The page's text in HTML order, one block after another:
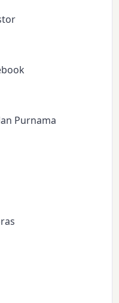
Purnama